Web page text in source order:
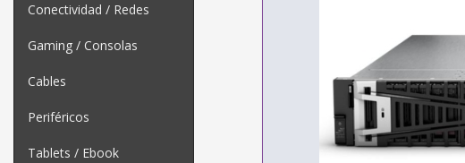
Conectividad / Redes
Gaming / Consolas
Cables
Periféricos
Tablets / Ebook